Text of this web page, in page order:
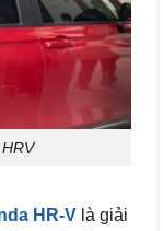
HR-V là giải